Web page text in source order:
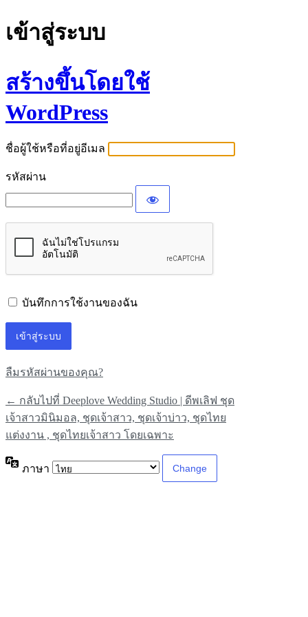
เข้าสู่ระบบ
สร้างขึ้นโดยใช้
WordPress
ชื่อผู้ใช้หรือที่อยู่อีเมล
รหัสผ่าน
บันทึกการใช้งานของฉัน
ลืมรหัสผ่านของคุณ?
← กลับไปที่ Deeplove Wedding Studio | ดีพเลิฟ ชุด
เจ้าสาวมินิมอล, ชุดเจ้าสาว, ชุดเจ้าบ่าว, ชุดไทย
แต่งงาน , ชุดไทยเจ้าสาว โดยเฉพาะ
ภาษา